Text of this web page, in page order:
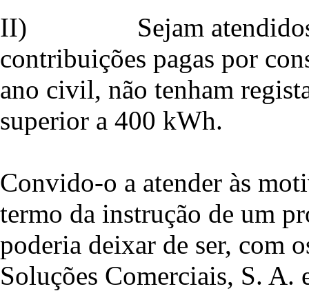
II)
Sejam
contribuições pagas por
ano civil, não tenham
superior a 400 kWh.
Convido-o a atender às
termo da instrução de um
poderia deixar de ser, com
Soluções Comerciais, S. A.